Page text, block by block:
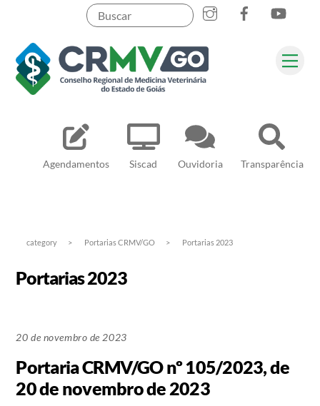
content
Agendamentos Siscad Ouvidoria Transparência
Pesquisar
category > Portarias CRMV/GO > Portarias 2023
Portarias 2023
20 de novembro de 2023
Portaria CRMV/GO nº 105/2023, de
20 de novembro de 2023